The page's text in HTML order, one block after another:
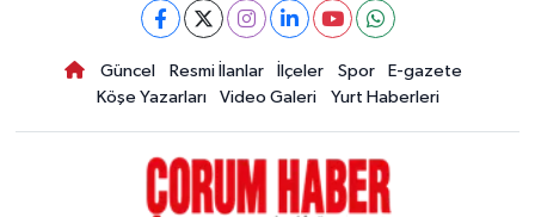
Güncel Resmi İlanlar İlçeler Spor
E-gazete
Köşe Yazarları
Video Galeri Yurt Haberleri